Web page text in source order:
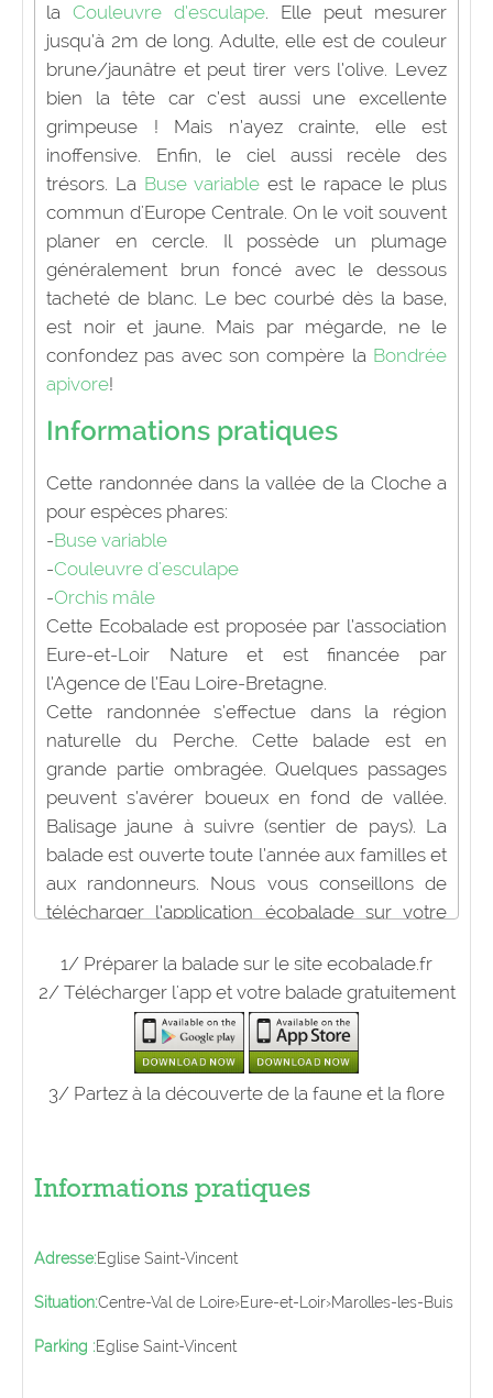
la Couleuvre d’esculape. Elle peut mesurer
jusqu’à 2m de long. Adulte, elle est de couleur
brune/jaunâtre et peut tirer vers l’olive. Levez
bien la tête car c’est aussi une excellente
grimpeuse ! Mais n’ayez crainte, elle est
inoffensive. Enfin, le ciel aussi recèle des
trésors. La Buse variable est le rapace le plus
commun d'Europe Centrale. On le voit souvent
planer en cercle. Il possède un plumage
généralement brun foncé avec le dessous
tacheté de blanc. Le bec courbé dès la base,
est noir et jaune. Mais par mégarde, ne le
confondez pas avec son compère la Bondrée
apivore!
Informations pratiques
Cette randonnée dans la vallée de la Cloche a
pour espèces phares:
-Buse variable
-Couleuvre d'esculape
-Orchis mâle
Cette Ecobalade est proposée par l’association
Eure-et-Loir Nature et est financée par
l’Agence de l’Eau Loire-Bretagne.
Cette randonnée s’effectue dans la région
naturelle du Perche. Cette balade est en
grande partie ombragée. Quelques passages
peuvent s’avérer boueux en fond de vallée.
Balisage jaune à suivre (sentier de pays). La
balade est ouverte toute l’année aux familles et
aux randonneurs. Nous vous conseillons de
télécharger l’application écobalade sur votre
1/ Préparer la balade sur le site ecobalade.fr
2/ Télécharger l'app et votre balade gratuitement
3/ Partez à la découverte de la faune et la flore
Informations pratiques
Adresse:Eglise Saint-Vincent
Situation:Centre-Val de Loire›Eure-et-Loir›Marolles-les-Buis
Parking :Eglise Saint-Vincent